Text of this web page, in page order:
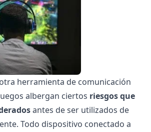
herramienta de comunicación
albergan ciertos riesgos que
antes de ser utilizados de
Todo dispositivo conectado a